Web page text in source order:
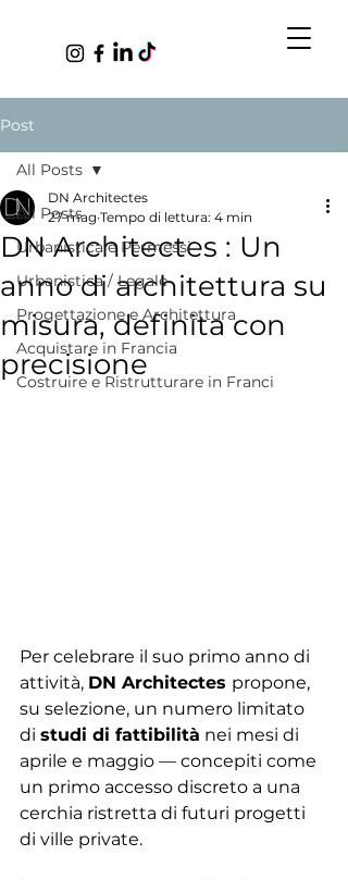
Post
All Posts
Urbanistica e Permessi
Urbanistica / Legale
Progettazione e Architettura
Acquistare in Francia
Costruire e Ristrutturare in Franci
All Posts
DN Architectes : Un
anno di architettura su
misura, definita con
precisione
DN Architectes
27 mag Tempo di lettura: 4 min
Per celebrare il suo primo anno di
attività, DN Architectes propone,
su selezione, un numero limitato
di studi di fattibilità nei mesi di
aprile e maggio — concepiti come
un primo accesso discreto a una
cerchia ristretta di futuri progetti
di ville private.